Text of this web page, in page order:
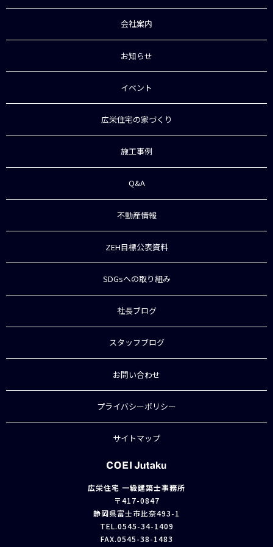
会社案内
お知らせ
イベント
広栄住宅の家づくり
施工事例
Q&A
不動産情報
ZEH目標公表資料
SDGsへの取り組み
社長ブログ
スタッフブログ
お問い合わせ
プライバシーポリシー
サイトマップ
広栄住宅 一級建築士事務所
〒417-0847
静岡県富士市比奈493-1
TEL.0545-34-1409
FAX.0545-38-1483